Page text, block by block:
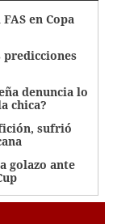
en Copa
predicciones
denuncia lo
chica?
sufrió
golazo ante